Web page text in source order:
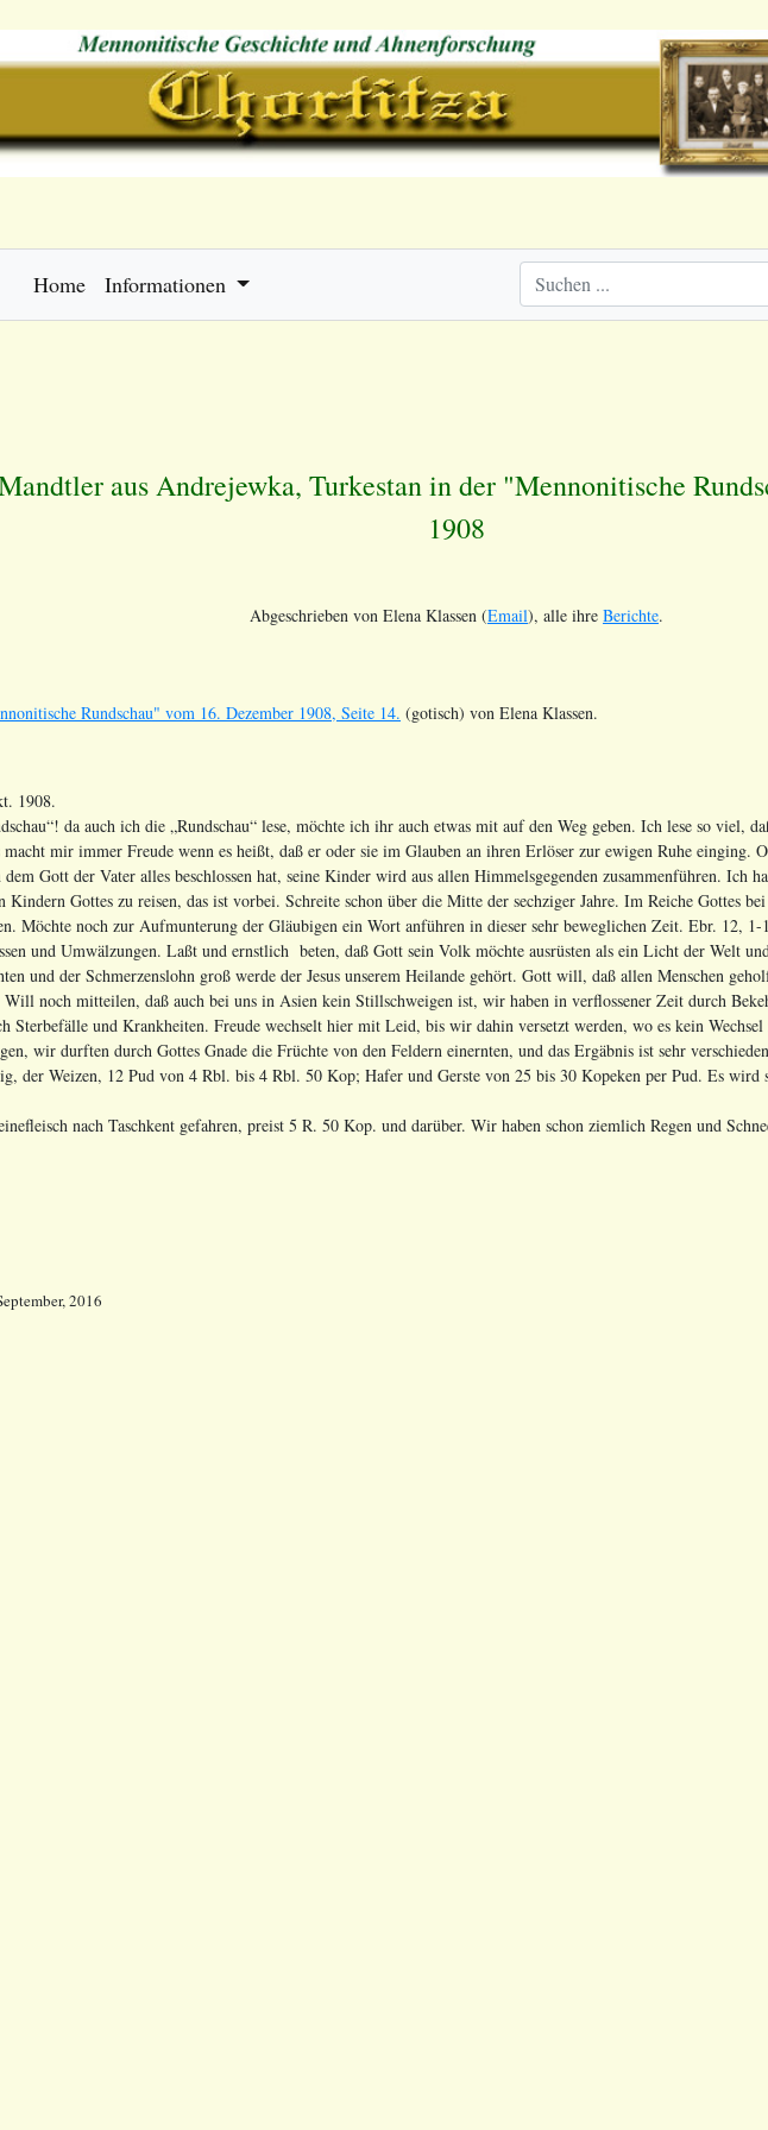
Home Informationen
aus Andrejewka, Turkestan in der "Mennonitische
1908
Abgeschrieben von Elena Klassen (Email), alle ihre Berichte.
Rundschau" vom 16. Dezember 1908, Seite 14. (gotisch) von Elena Klassen.
1908.
da auch ich die „Rundschau“ lese, möchte ich ihr auch etwas mit auf den Weg geben. Ich lese so viel,
mir immer Freude wenn es heißt, daß er oder sie im Glauben an ihren Erlöser zur ewigen Ruhe einging.
Gott der Vater alles beschlossen hat, seine Kinder wird aus allen Himmelsgegenden zusammenführen. Ich
Kindern Gottes zu reisen, das ist vorbei. Schreite schon über die Mitte der sechziger Jahre. Im Reiche Gottes
Möchte noch zur Aufmunterung der Gläubigen ein Wort anführen in dieser sehr beweglichen Zeit. Ebr. 12, 1-
und Umwälzungen. Laßt und ernstlich beten, daß Gott sein Volk möchte ausrüsten als ein Licht der Welt
und der Schmerzenslohn groß werde der Jesus unserem Heilande gehört. Gott will, daß allen Menschen
noch mitteilen, daß auch bei uns in Asien kein Stillschweigen ist, wir haben in verflossener Zeit durch
Sterbefälle und Krankheiten. Freude wechselt hier mit Leid, bis wir dahin versetzt werden, wo es kein
wir durften durch Gottes Gnade die Früchte von den Feldern einernten, und das Ergäbnis ist sehr
der Weizen, 12 Pud von 4 Rbl. bis 4 Rbl. 50 Kop; Hafer und Gerste von 25 bis 30 Kopeken per Pud. Es
nach Taschkent gefahren, preist 5 R. 50 Kop. und darüber. Wir haben schon ziemlich Regen und
2016